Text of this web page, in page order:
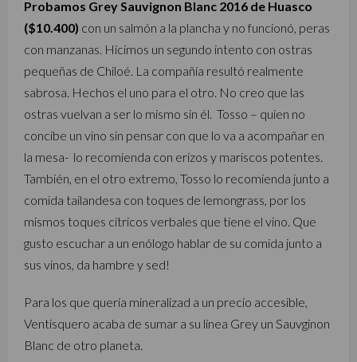
Probamos Grey Sauvignon Blanc 2016 de Huasco
($10.400) con un salmón a la plancha y no funcionó, peras
con manzanas. Hicimos un segundo intento con ostras
pequeñas de Chiloé. La compañía resultó realmente
sabrosa. Hechos el uno para el otro. No creo que las
ostras vuelvan a ser lo mismo sin él. Tosso – quien no
concibe un vino sin pensar con que lo va a acompañar en
la mesa- lo recomienda con erizos y mariscos potentes.
También, en el otro extremo, Tosso lo recomienda junto a
comida tailandesa con toques de lemongrass, por los
mismos toques cítricos verbales que tiene el vino. Que
gusto escuchar a un enólogo hablar de su comida junto a
sus vinos, da hambre y sed!
Para los que quería mineralizad a un precio accesible,
Ventisquero acaba de sumar a su línea Grey un Sauvginon
Blanc de otro planeta.